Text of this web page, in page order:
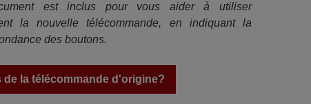
est inclus pour vous aider à utiliser
la nouvelle télécommande, en indiquant la
des boutons.
la télécommande d'origine?